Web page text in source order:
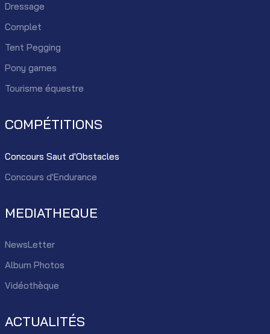
Dressage
Complet
Tent Pegging
Pony games
Tourisme équestre
COMPÉTITIONS
Concours Saut d'Obstacles
Concours d'Endurance
MEDIATHEQUE
NewsLetter
Album Photos
Vidéothèque
ACTUALITÉS